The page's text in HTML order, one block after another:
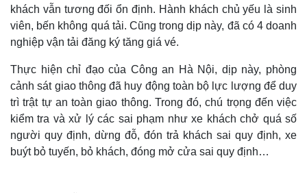
khách vẫn tương đối ổn định. Hành khách chủ yếu là sinh
viên, bến không quá tải. Cũng trong dịp này, đã có 4 doanh
nghiệp vận tải đăng ký tăng giá vé.
Thực hiện chỉ đạo của Công an Hà Nội, dịp này, phòng
cảnh sát giao thông đã huy động toàn bộ lực lượng để duy
trì trật tự an toàn giao thông. Trong đó, chú trọng đến việc
kiểm tra và xử lý các sai phạm như xe khách chở quá số
người quy định, dừng đỗ, đón trả khách sai quy định, xe
buýt bỏ tuyến, bỏ khách, đóng mở cửa sai quy định…